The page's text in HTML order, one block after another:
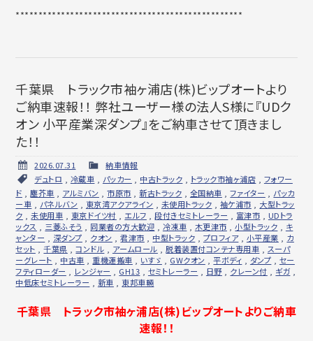
**************************************************
千葉県 トラック市袖ヶ浦店(株)ビップオートより
ご納車速報！！ 弊社ユーザー様の法人S様に『UDク
オン 小平産業深ダンプ』をご納車させて頂きまし
た！！
2026.07.31
納車情報
デュトロ , 冷蔵車 , パッカー , 中古トラック , トラック市袖ヶ浦店 , フォワー
ド ,塵芥車 , アルミバン ,市原市 ,新古トラック , 全国納車 ,ファイター ,パッカ
ー車 , パネルバン , 東京湾アクアライン , 未使用トラック , 袖ケ浦市 , 大型トラッ
ク ,未使用車 , 東京ドイツ村 , エルフ ,段付きセミトレーラー , 富津市 , UDトラ
ックス , 三菱ふそう , 同業者の方大歓迎 , 冷凍車 , 木更津市 ,小型トラック , キ
ャンター , 深ダンプ , クオン ,君津市 , 中型トラック , プロフィア, 小平産業 , カ
セット ,千葉県 ,コンドル , アームロール ,脱着装置付コンテナ専用車 , スーパ
ーグレート , 中古車 ,重機運搬車 , いすゞ , GWクオン ,平ボディ , ダンプ , セー
フティローダー , レンジャー , GH13 , セミトレーラー , 日野 , クレーン付 , ギガ ,
中低床セミトレーラー , 新車 , 東邦車輛
千葉県 トラック市袖ヶ浦店(株)ビップオートよりご納車
速報！！